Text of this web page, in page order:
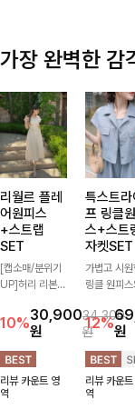
가장 완벽한 감
리월르 플레
어원피스
+스트랩
SET
[캡소매/분위기
UP]허리 리본
구성되어 여성스
럽고 우아한 실
루엣을 완성해주
는 원피스- 자연
스럽게 퍼지는
플레어 라인과
10%30,900
원
34,300
원
리뷰 카운트 영
역
특스트라
프 링클
스+스트
자켓SET
가볍고 시원
링클 원피스
세트로 구성
코디 고민 없
완성도 높은
타일링을 연
주는 아이
따로 또 같이
12%원
리뷰 카운
역